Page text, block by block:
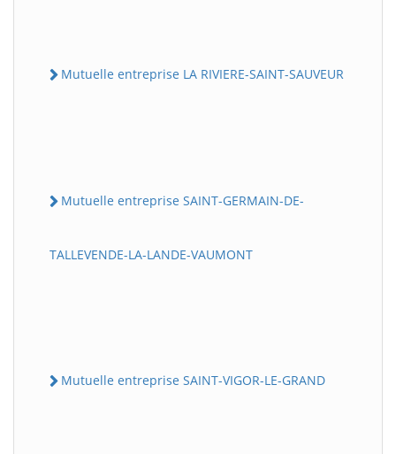
Mutuelle entreprise LA RIVIERE-SAINT-SAUVEUR
Mutuelle entreprise SAINT-GERMAIN-DE-
TALLEVENDE-LA-LANDE-VAUMONT
Mutuelle entreprise SAINT-VIGOR-LE-GRAND